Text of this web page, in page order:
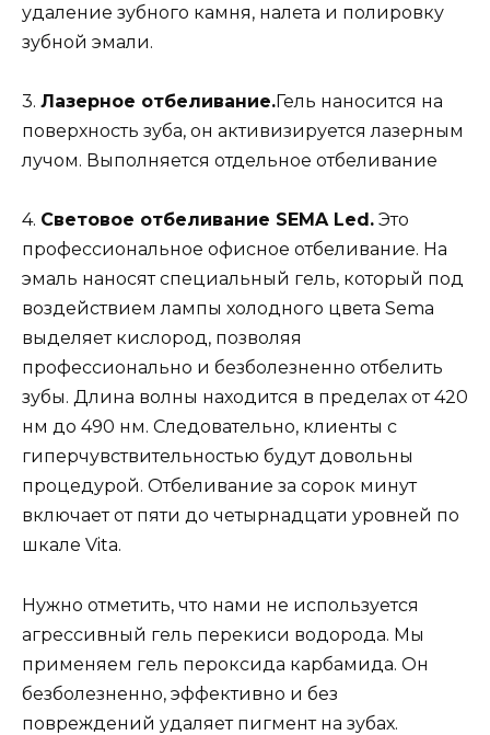
удаление зубного камня, налета и полировку
зубной эмали.
3. Лазерное отбеливание.Гель наносится на
поверхность зуба, он активизируется лазерным
лучом. Выполняется отдельное отбеливание
4. Световое отбеливание SEMA Led. Это
профессиональное офисное отбеливание. На
эмаль наносят специальный гель, который под
воздействием лампы холодного цвета Sema
выделяет кислород, позволяя
профессионально и безболезненно отбелить
зубы. Длина волны находится в пределах от 420
нм до 490 нм. Следовательно, клиенты с
гиперчувствительностью будут довольны
процедурой. Отбеливание за сорок минут
включает от пяти до четырнадцати уровней по
шкале Vita.
Нужно отметить, что нами не используется
агрессивный гель перекиси водорода. Мы
применяем гель пероксида карбамида. Он
безболезненно, эффективно и без
повреждений удаляет пигмент на зубах.